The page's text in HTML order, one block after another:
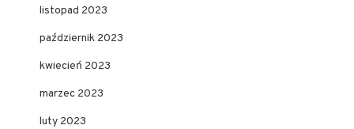
listopad 2023
październik 2023
kwiecień 2023
marzec 2023
luty 2023